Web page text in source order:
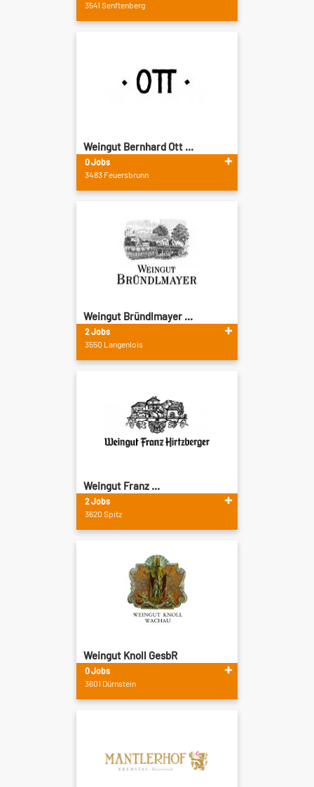
3541 Senftenberg
Weingut Bernhard Ott ...
0 Jobs
3483 Feuersbrunn
Weingut Bründlmayer ...
2 Jobs
3550 Langenlois
Weingut Franz ...
2 Jobs
3620 Spitz
Weingut Knoll GesbR
0 Jobs
3601 Dürnstein